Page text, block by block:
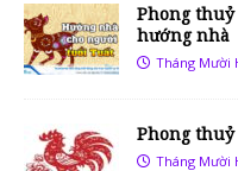
Phong
hướng nhà
Tháng Mười
Phong
Tháng Mười